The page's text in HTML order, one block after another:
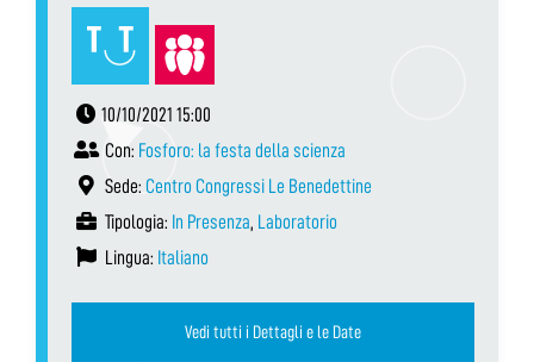
10/10/2021 15:00
Con: Fosforo: la festa della scienza
Sede: Centro Congressi Le Benedettine
Tipologia: In Presenza, Laboratorio
Lingua: Italiano
Vedi tutti i Dettagli e le Date